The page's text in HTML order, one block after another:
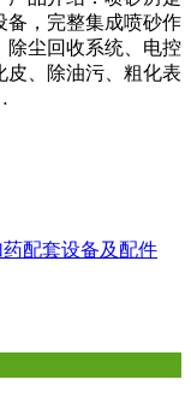
备，完整集成喷砂作
除尘回收系统、电控
皮、除油污、粗化表
药配套设备及配件